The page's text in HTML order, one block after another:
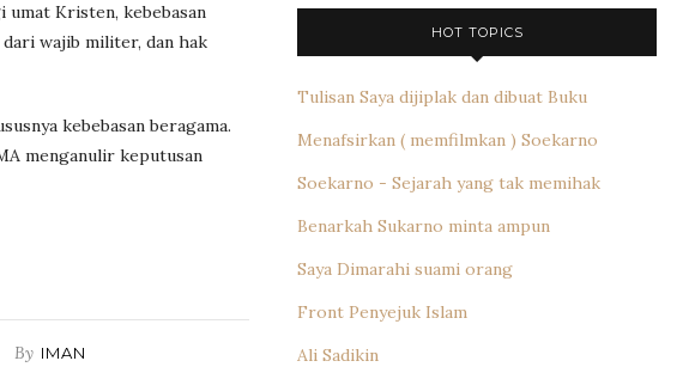
umat Kristen, kebebasan
wajib militer, dan hak
kebebasan beragama.
menganulir keputusan
By IMAN
HOT TOPICS
Tulisan Saya dijiplak dan dibuat Buku
Menafsirkan ( memfilmkan ) Soekarno
Soekarno - Sejarah yang tak memihak
Benarkah Sukarno minta ampun
Saya Dimarahi suami orang
Front Penyejuk Islam
Ali Sadikin